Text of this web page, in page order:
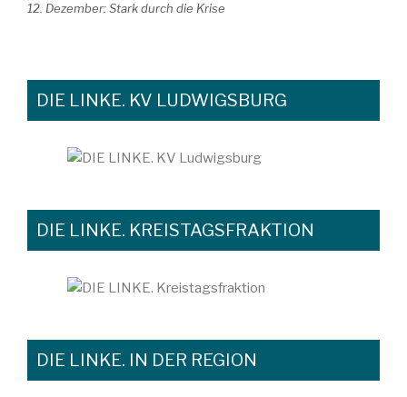
12. Dezember: Stark durch die Krise
DIE LINKE. KV LUDWIGSBURG
DIE LINKE. KREISTAGSFRAKTION
DIE LINKE. IN DER REGION